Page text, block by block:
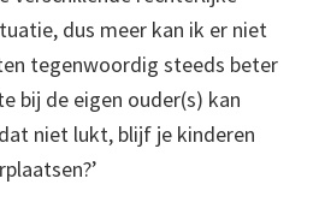
dus meer kan ik er niet
tegenwoordig steeds beter
bij de eigen ouder(s) kan
niet lukt, blijf je kinderen